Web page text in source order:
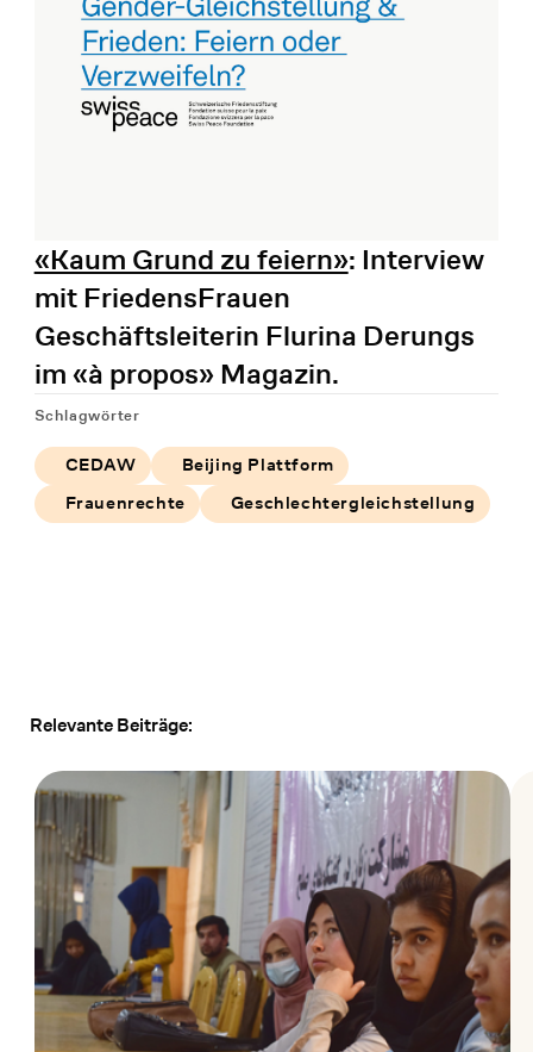
«Kaum Grund zu feiern»: Interview
mit FriedensFrauen
Geschäftsleiterin Flurina Derungs
im «à propos» Magazin.
Schlagwörter
CEDAW
Beijing Plattform
Frauenrechte
Geschlechtergleichstellung
Relevante Beiträge: